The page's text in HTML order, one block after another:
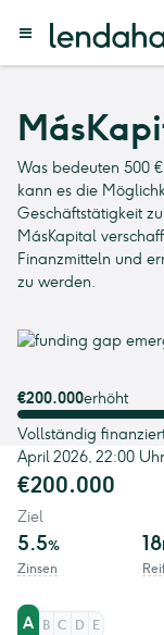
Was bedeuten 500
kann es die
Geschäftstätigkeit
MásKapital
Finanzmitteln und
zu werden.
€200.000erhöht
Vollständig
April 2026, 22:00
€200.000
Ziel
5.5%
Zinsen
18
A B C D
E